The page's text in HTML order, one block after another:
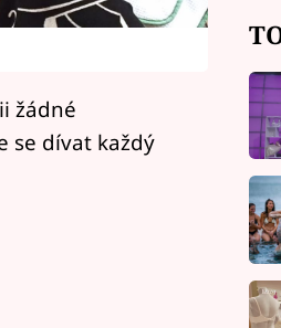
žádné
se dívat každý